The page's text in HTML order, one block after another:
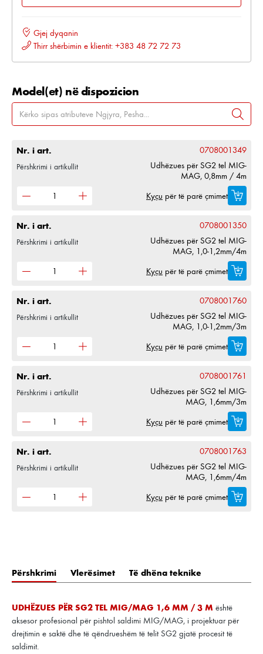
Gjej dyqanin
Thirr shërbimin e klientit: +383 48 72 72 73
Model(et) në dispozicion
Nr. i art. 0708001349
Përshkrimi i artikullit
Udhëzues për SG2 tel MIG-
MAG, 0,8mm / 4m
Kyçu për të parë çmimet
Nr. i art. 0708001350
Përshkrimi i artikullit
Udhëzues për SG2 tel MIG-
MAG, 1,0-1,2mm/4m
Kyçu për të parë çmimet
Nr. i art. 0708001760
Përshkrimi i artikullit
Udhëzues për SG2 tel MIG-
MAG, 1,0-1,2mm/3m
Kyçu për të parë çmimet
Nr. i art. 0708001761
Përshkrimi i artikullit
Udhëzues për SG2 tel MIG-
MAG, 1,6mm/3m
Kyçu për të parë çmimet
Nr. i art. 0708001763
Përshkrimi i artikullit
Udhëzues për SG2 tel MIG-
MAG, 1,6mm/4m
Kyçu për të parë çmimet
Përshkrimi Vlerësimet Të dhëna teknike
UDHËZUES PËR SG2 TEL MIG/MAG 1,6 MM / 3 M është
aksesor profesional për pishtol saldimi MIG/MAG, i projektuar për
drejtimin e saktë dhe të qëndrueshëm të telit SG2 gjatë procesit të
saldimit.